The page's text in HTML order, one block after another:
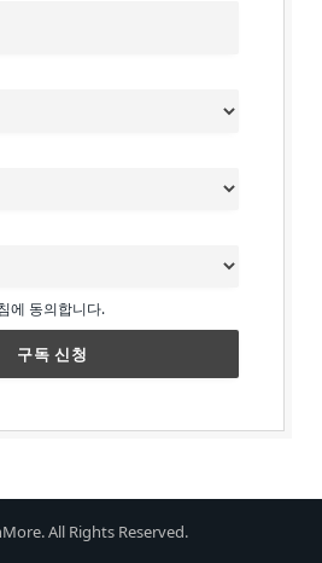
에 동의합니다.
All Rights Reserved.